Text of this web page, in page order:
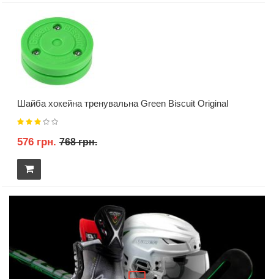
Шайба хокейна тренувальна Green Biscuit Original
576 грн. 768 грн.